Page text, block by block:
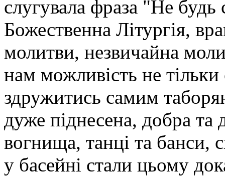
слугувала фраза "Не
Божественна Літургія,
молитви, незвичайна
нам можливість не
здружитись самим
дуже піднесена, добра та
вогнища, танці та банси,
у басейні стали цьому